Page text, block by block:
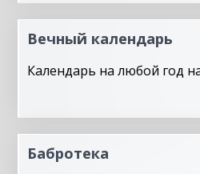
Вечный календарь
Календарь на любой год
Бабротека